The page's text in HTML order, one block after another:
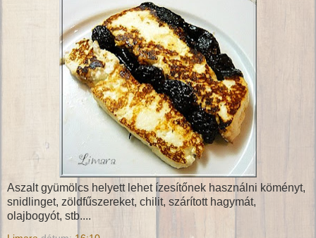
Aszalt gyümölcs helyett lehet ízesítőnek használni köményt,
snidlinget, zöldfűszereket, chilit, szárított hagymát,
olajbogyót, stb....